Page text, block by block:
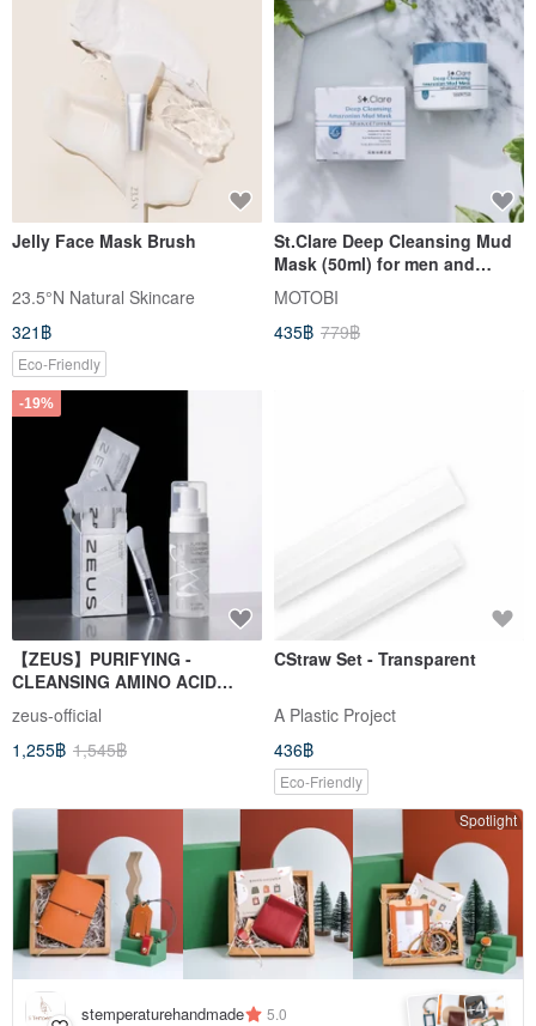
Jelly Face Mask Brush
23.5°N Natural Skincare
321฿
Eco-Friendly
St.Clare Deep Cleansing Mud
Mask (50ml) for men and
women
MOTOBI
435฿ 779฿
-19%
【ZEUS】PURIFYING -
CLEANSING AMINO ACID
MOUSSE 150ml + Clay Mask
with Brush
zeus-official
1,255฿ 1,545฿
CStraw Set - Transparent
A Plastic Project
436฿
Eco-Friendly
Spotlight
stemperaturehandmade 5.0 +4